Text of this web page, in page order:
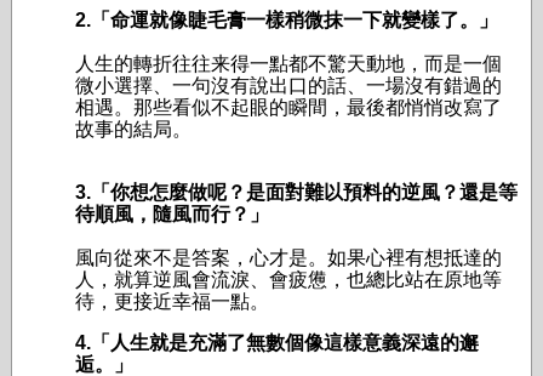
2.「命運就像睫毛膏一樣稍微抹一下就變樣了。」
人生的轉折往往来得一點都不驚天動地，而是一個
微小選擇、一句沒有說出口的話、一場沒有錯過的
相遇。那些看似不起眼的瞬間，最後都悄悄改寫了
故事的結局。
3.「你想怎麼做呢？是面對難以預料的逆風？還是等
待順風，隨風而行？」
風向從來不是答案，心才是。如果心裡有想抵達的
人，就算逆風會流淚、會疲憊，也總比站在原地等
待，更接近幸福一點。
4.「人生就是充滿了無數個像這樣意義深遠的邂
逅。」